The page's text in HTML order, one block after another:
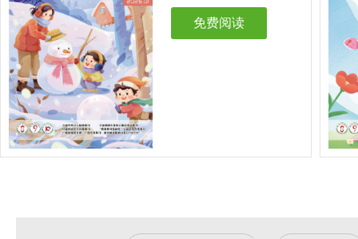
免费阅读